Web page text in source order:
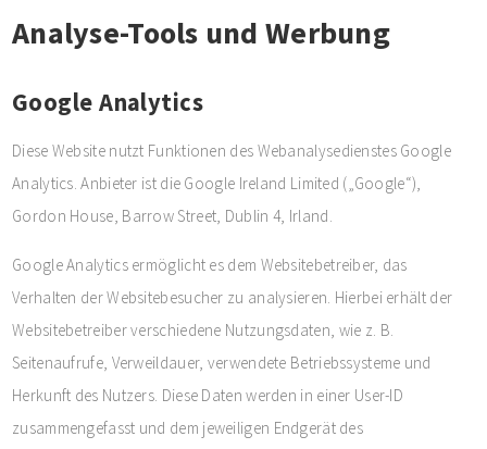
Analyse-Tools und Werbung
Google Analytics
Diese Website nutzt Funktionen des Webanalysedienstes Google
Analytics. Anbieter ist die Google Ireland Limited („Google“),
Gordon House, Barrow Street, Dublin 4, Irland.
Google Analytics ermöglicht es dem Websitebetreiber, das
Verhalten der Websitebesucher zu analysieren. Hierbei erhält der
Websitebetreiber verschiedene Nutzungsdaten, wie z. B.
Seitenaufrufe, Verweildauer, verwendete Betriebssysteme und
Herkunft des Nutzers. Diese Daten werden in einer User-ID
zusammengefasst und dem jeweiligen Endgerät des